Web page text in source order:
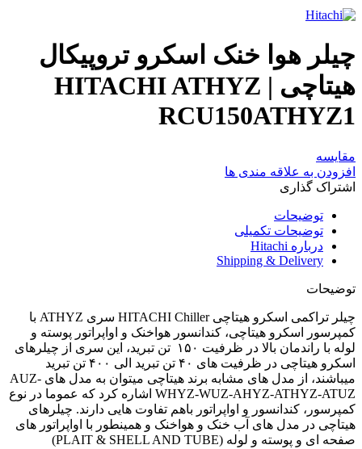
چیلر هوا خنک اسکرو تروپیکال
هیتاچی | HITACHI ATHYZ
RCU150ATHYZ1
مقایسه
افزودن به علاقه مندی ها
اشتراک گذاری
توضیحات
توضیحات تکمیلی
درباره Hitachi
Shipping & Delivery
توضیحات
چیلر تراکمی اسکرو هیتاچی HITACHI Chiller سری ATHYZ با
کمپرسور اسکرو هیتاچی، کندانسور هواخنک و اواپراتور پوسته و
لوله با راندمان بالا در ظرفیت ۱۵۰ تن تبرید، این سری از چیلرهای
اسکرو هیتاچی در ظرفیت های ۴۰ تن تبرید الی ۴۰۰ تن تبرید
میباشند، از مدل های مشابه برند هیتاچی میتوان به مدل های AUZ-
WHYZ-WUZ-AHYZ-ATHYZ-ATUZ اشاره کرد که عموما در نوع
کمپرسور، کندانسور و اواپراتور باهم تفاوت هایی دارند. چیلرهای
هیتاچی در مدل های آب خنک و هواخنک و همینطور با اواپراتور های
صفحه ای و پوسته و لوله (PLAIT & SHELL AND TUBE)